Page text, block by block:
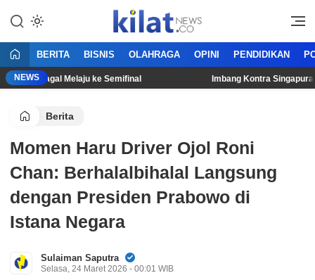
KilatNews.co
Mencerdaskan Anak Bangsa
BERITA BISNIS OLAHRAGA OPINI PENDIDIKAN
NEWS
Gagal Melaju ke Semifinal Imbang Kontra Singapura,
Berita
Momen Haru Driver Ojol Roni
Chan: Berhalalbihalal Langsung
dengan Presiden Prabowo di
Istana Negara
Sulaiman Saputra
Selasa, 24 Maret 2026 - 00:01 WIB